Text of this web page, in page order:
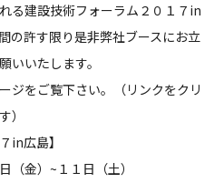
る建設技術フォーラム２０１７in
の許す限り是非弊社ブースにお立
いいたします。
ジをご覧下さい。（リンクをクリ
）
in広島】
（金）~１１日（土）